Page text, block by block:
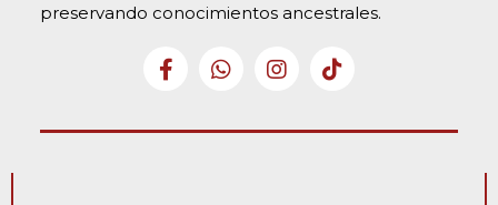
preservando conocimientos ancestrales.